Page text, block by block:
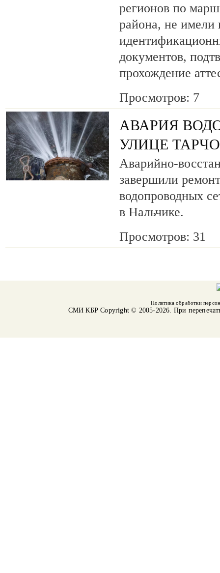
регионов по
района, не имели
документов,
прохождение
Просмотров: 7
АВАРИЯ
УЛИЦЕ
Аварийно-
завершили
водопроводных
в Нальчике.
Просмотров: 31
Политика обработки
СМИ КБРCopyright © 2005-2026. При